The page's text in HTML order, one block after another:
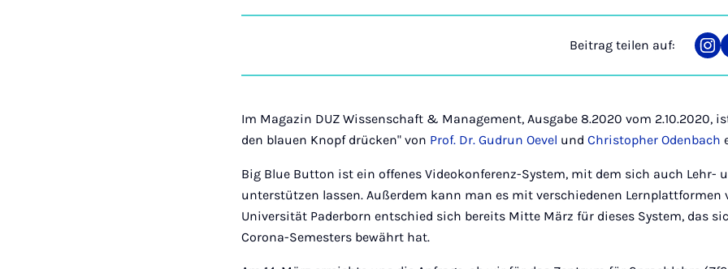
Beitrag teilen auf:
auf
Im Magazin DUZ Wissenschaft & Management, Ausgabe 8.2020 vom 2.10.2020,
den blauen Knopf drücken" von Prof. Dr. Gudrun Oevel undChristopher Odenbach
Big Blue Button ist ein offenes Videokonferenz-System, mit dem sich auch Lehr-
unterstützen lassen. Außerdem kann man es mit verschiedenen Lernplattformen
Universität Paderborn entschied sich bereits Mitte März für dieses System, das
Corona-Semesters bewährt hat.